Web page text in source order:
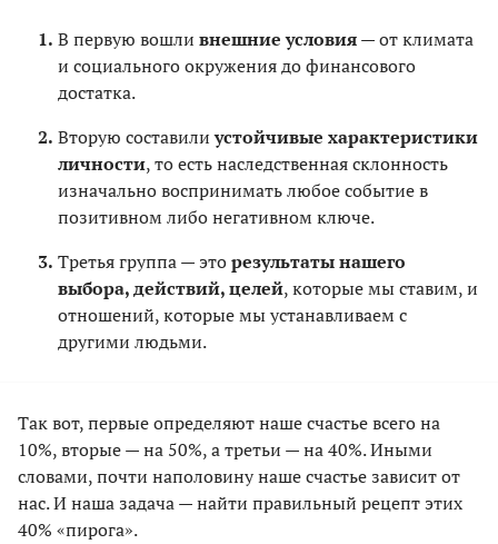
В первую вошли внешние условия— от климата
и социального окружения до финансового
достатка.
Вторую составилиустойчивые характеристики
личности, то есть наследственная склонность
изначально воспринимать любое событие в
позитивном либо негативном ключе.
Третья группа — эторезультаты нашего
выбора, действий, целей, которые мы ставим, и
отношений, которые мы устанавливаем с
другими людьми.
Так вот, первые определяют наше счастье всего на
10%, вторые — на 50%, а третьи — на 40%. Иными
словами, почти наполовину наше счастье зависит от
нас. И наша задача — найти правильный рецепт этих
40% «пирога».